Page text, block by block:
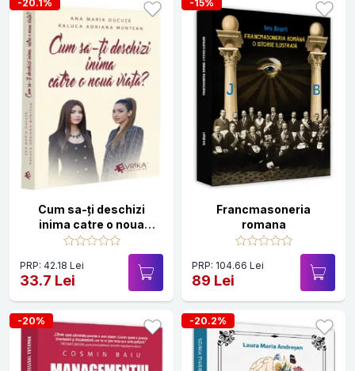
-20.1%
Cum sa-ți deschizi
inima catre o noua
viața?
PRP: 42.18 Lei
33.7 Lei
-15%
Francmasoneria
romana
PRP: 104.66 Lei
89 Lei
-20% -20.2%